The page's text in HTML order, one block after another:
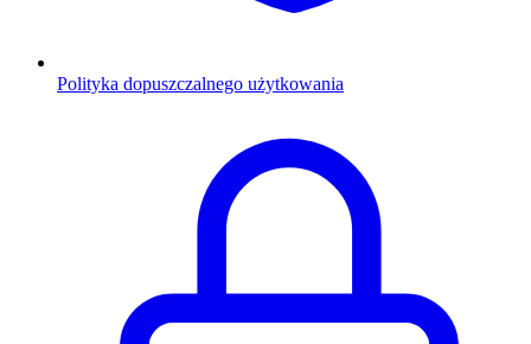
Polityka dopuszczalnego użytkowania